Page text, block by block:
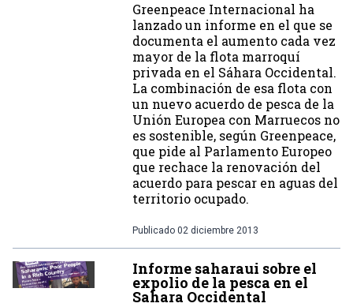
Greenpeace Internacional ha
lanzado un informe en el que se
documenta el aumento cada vez
mayor de la flota marroquí
privada en el Sáhara Occidental.
La combinación de esa flota con
un nuevo acuerdo de pesca de la
Unión Europea con Marruecos no
es sostenible, según Greenpeace,
que pide al Parlamento Europeo
que rechace la renovación del
acuerdo para pescar en aguas del
territorio ocupado.
Publicado 02 diciembre 2013
Informe saharaui sobre el
expolio de la pesca en el
Sahara Occidental